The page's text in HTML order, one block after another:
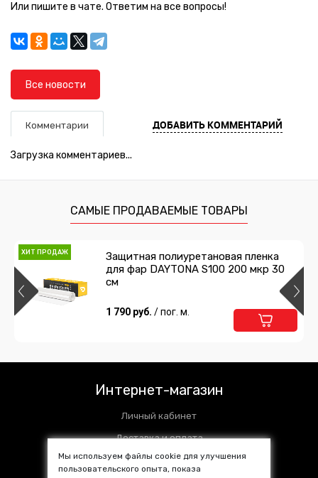
Или пишите в чате. Ответим на все вопросы!
Все новости
Комментарии ДОБАВИТЬ КОММЕНТАРИЙ
Загрузка комментариев...
САМЫЕ ПРОДАВАЕМЫЕ ТОВАРЫ
ХИТ ПРОДАЖ
Защитная полиуретановая пленка
для фар DAYTONA S100 200 мкр 30
см
1 790 руб. / пог. м.
Интернет-магазин
Личный кабинет
Доставка и оплата
Установочные центры
Мы используем файлы cookie для улучшения
пользовательского опыта, показа